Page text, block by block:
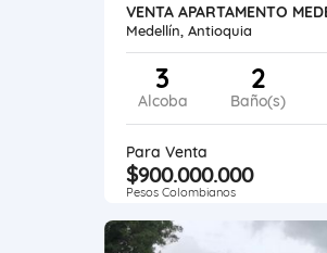
Medellín, Antioquia
3
Alcoba
2
Baño(s)
Para Venta
$900.000.000
Pesos Colombianos